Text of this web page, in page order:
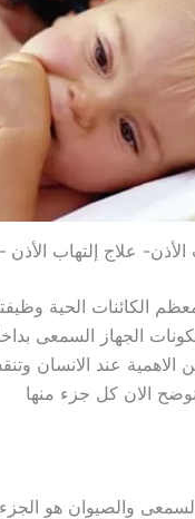
الأذن- علاج إلتهاب
الكائنات الحية
الجهاز السمعى
الاهمية عند الانسان
الان كل جزء منها
والصيوان هو